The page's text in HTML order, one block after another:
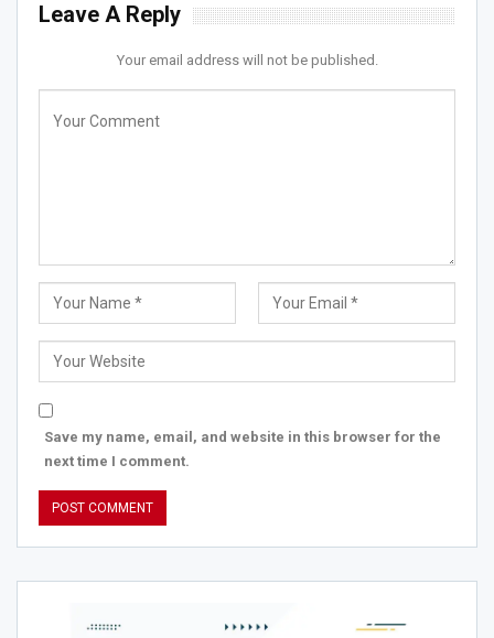
Leave A Reply
Your email address will not be published.
Save my name, email, and website in this browser for the
next time I comment.